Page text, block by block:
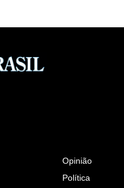
Opinião
Política